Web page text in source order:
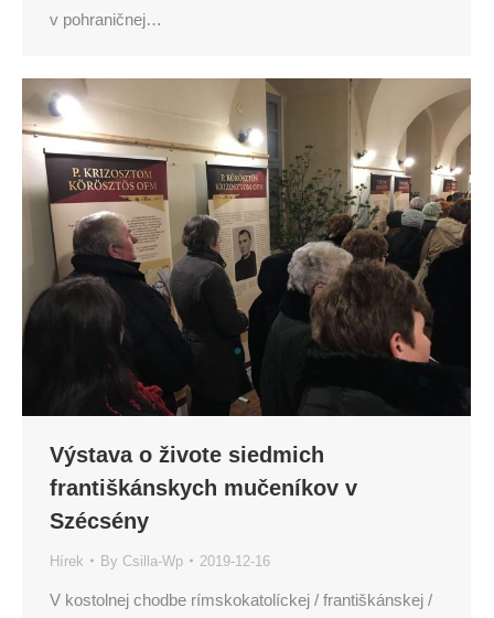
v pohraničnej…
Výstava o živote siedmich
františkánskych mučeníkov v
Szécsény
Hírek By Csilla-Wp 2019-12-16
V kostolnej chodbe rímskokatolíckej / františkánskej /